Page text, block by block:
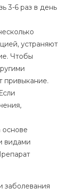
3-6 раз в день
устраняют
Чтобы
привыкание.
основе
видами
заболевания